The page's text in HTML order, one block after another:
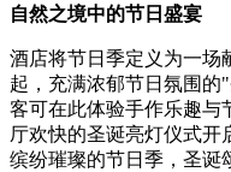
自然之境中的节日盛宴
酒店将节日季定义为一场
起，充满浓郁节日氛围
客可在此体验手作乐趣与
厅欢快的圣诞亮灯仪式开
缤纷璀璨的节日季，圣诞